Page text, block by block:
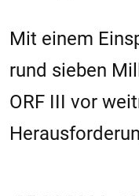
Mit einem
rund sieben
ORF III vor